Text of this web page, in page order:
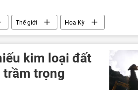
Thế giới
Hoa Kỳ
kim loại đất
trầm trọng